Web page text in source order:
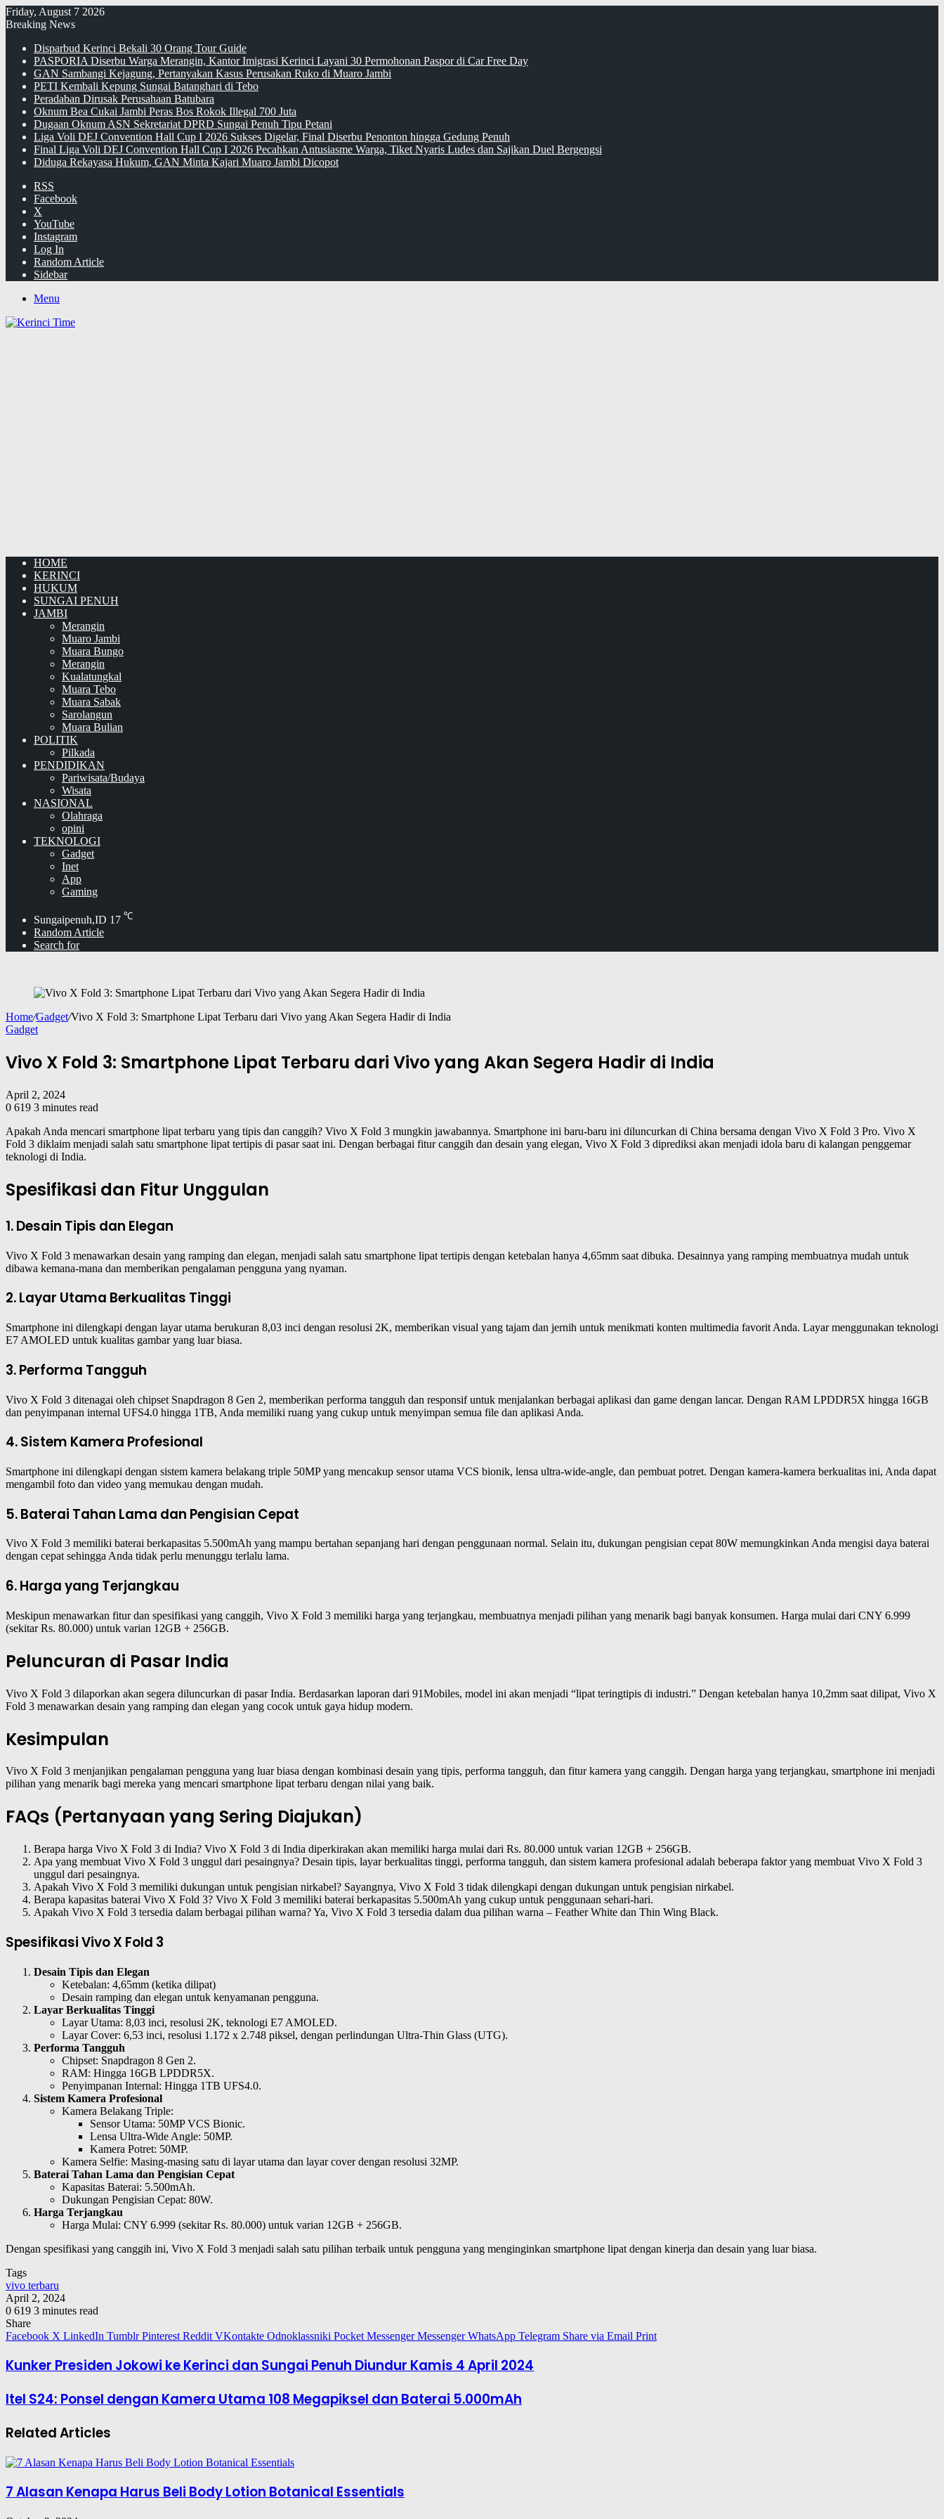
Friday, August 7 2026
Breaking News
Disparbud Kerinci Bekali 30 Orang Tour Guide
PASPORIA Diserbu Warga Merangin, Kantor Imigrasi Kerinci Layani 30 Permohonan Paspor di Car Free Day
GAN Sambangi Kejagung, Pertanyakan Kasus Perusakan Ruko di Muaro Jambi
PETI Kembali Kepung Sungai Batanghari di Tebo
Peradaban Dirusak Perusahaan Batubara
Oknum Bea Cukai Jambi Peras Bos Rokok Illegal 700 Juta
Dugaan Oknum ASN Sekretariat DPRD Sungai Penuh Tipu Petani
Liga Voli DEJ Convention Hall Cup I 2026 Sukses Digelar, Final Diserbu Penonton hingga Gedung Penuh
Final Liga Voli DEJ Convention Hall Cup I 2026 Pecahkan Antusiasme Warga, Tiket Nyaris Ludes dan Sajikan Duel Bergengsi
Diduga Rekayasa Hukum, GAN Minta Kajari Muaro Jambi Dicopot
RSS
Facebook
X
YouTube
Instagram
Log In
Random Article
Sidebar
Menu
HOME
KERINCI
HUKUM
SUNGAI PENUH
JAMBI
Merangin
Muaro Jambi
Muara Bungo
Merangin
Kualatungkal
Muara Tebo
Muara Sabak
Sarolangun
Muara Bulian
POLITIK
Pilkada
PENDIDIKAN
Pariwisata/Budaya
Wisata
NASIONAL
Olahraga
opini
TEKNOLOGI
Gadget
Inet
App
Gaming
Sungaipenuh,ID 17 ℃
Random Article
Search for
Home/Gadget/Vivo X Fold 3: Smartphone Lipat Terbaru dari Vivo yang Akan Segera Hadir di India
Gadget
Vivo X Fold 3: Smartphone Lipat Terbaru dari Vivo yang Akan Segera Hadir di India
April 2, 2024
0 619 3 minutes read
Apakah Anda mencari smartphone lipat terbaru yang tipis dan canggih? Vivo X Fold 3 mungkin jawabannya. Smartphone ini baru-baru ini diluncurkan di China bersama dengan Vivo X Fold 3 Pro. Vivo X
Fold 3 diklaim menjadi salah satu smartphone lipat tertipis di pasar saat ini. Dengan berbagai fitur canggih dan desain yang elegan, Vivo X Fold 3 diprediksi akan menjadi idola baru di kalangan penggemar
teknologi di India.
Spesifikasi dan Fitur Unggulan
1. Desain Tipis dan Elegan
Vivo X Fold 3 menawarkan desain yang ramping dan elegan, menjadi salah satu smartphone lipat tertipis dengan ketebalan hanya 4,65mm saat dibuka. Desainnya yang ramping membuatnya mudah untuk
dibawa kemana-mana dan memberikan pengalaman pengguna yang nyaman.
2. Layar Utama Berkualitas Tinggi
Smartphone ini dilengkapi dengan layar utama berukuran 8,03 inci dengan resolusi 2K, memberikan visual yang tajam dan jernih untuk menikmati konten multimedia favorit Anda. Layar menggunakan teknologi
E7 AMOLED untuk kualitas gambar yang luar biasa.
3. Performa Tangguh
Vivo X Fold 3 ditenagai oleh chipset Snapdragon 8 Gen 2, memberikan performa tangguh dan responsif untuk menjalankan berbagai aplikasi dan game dengan lancar. Dengan RAM LPDDR5X hingga 16GB
dan penyimpanan internal UFS4.0 hingga 1TB, Anda memiliki ruang yang cukup untuk menyimpan semua file dan aplikasi Anda.
4. Sistem Kamera Profesional
Smartphone ini dilengkapi dengan sistem kamera belakang triple 50MP yang mencakup sensor utama VCS bionik, lensa ultra-wide-angle, dan pembuat potret. Dengan kamera-kamera berkualitas ini, Anda dapat
mengambil foto dan video yang memukau dengan mudah.
5. Baterai Tahan Lama dan Pengisian Cepat
Vivo X Fold 3 memiliki baterai berkapasitas 5.500mAh yang mampu bertahan sepanjang hari dengan penggunaan normal. Selain itu, dukungan pengisian cepat 80W memungkinkan Anda mengisi daya baterai
dengan cepat sehingga Anda tidak perlu menunggu terlalu lama.
6. Harga yang Terjangkau
Meskipun menawarkan fitur dan spesifikasi yang canggih, Vivo X Fold 3 memiliki harga yang terjangkau, membuatnya menjadi pilihan yang menarik bagi banyak konsumen. Harga mulai dari CNY 6.999
(sekitar Rs. 80.000) untuk varian 12GB + 256GB.
Peluncuran di Pasar India
Vivo X Fold 3 dilaporkan akan segera diluncurkan di pasar India. Berdasarkan laporan dari 91Mobiles, model ini akan menjadi “lipat teringtipis di industri.” Dengan ketebalan hanya 10,2mm saat dilipat, Vivo X
Fold 3 menawarkan desain yang ramping dan elegan yang cocok untuk gaya hidup modern.
Kesimpulan
Vivo X Fold 3 menjanjikan pengalaman pengguna yang luar biasa dengan kombinasi desain yang tipis, performa tangguh, dan fitur kamera yang canggih. Dengan harga yang terjangkau, smartphone ini menjadi
pilihan yang menarik bagi mereka yang mencari smartphone lipat terbaru dengan nilai yang baik.
FAQs (Pertanyaan yang Sering Diajukan)
Berapa harga Vivo X Fold 3 di India? Vivo X Fold 3 di India diperkirakan akan memiliki harga mulai dari Rs. 80.000 untuk varian 12GB + 256GB.
Apa yang membuat Vivo X Fold 3 unggul dari pesaingnya? Desain tipis, layar berkualitas tinggi, performa tangguh, dan sistem kamera profesional adalah beberapa faktor yang membuat Vivo X Fold 3
unggul dari pesaingnya.
Apakah Vivo X Fold 3 memiliki dukungan untuk pengisian nirkabel? Sayangnya, Vivo X Fold 3 tidak dilengkapi dengan dukungan untuk pengisian nirkabel.
Berapa kapasitas baterai Vivo X Fold 3? Vivo X Fold 3 memiliki baterai berkapasitas 5.500mAh yang cukup untuk penggunaan sehari-hari.
Apakah Vivo X Fold 3 tersedia dalam berbagai pilihan warna? Ya, Vivo X Fold 3 tersedia dalam dua pilihan warna – Feather White dan Thin Wing Black.
Spesifikasi Vivo X Fold 3
Desain Tipis dan Elegan
Ketebalan: 4,65mm (ketika dilipat)
Desain ramping dan elegan untuk kenyamanan pengguna.
Layar Berkualitas Tinggi
Layar Utama: 8,03 inci, resolusi 2K, teknologi E7 AMOLED.
Layar Cover: 6,53 inci, resolusi 1.172 x 2.748 piksel, dengan perlindungan Ultra-Thin Glass (UTG).
Performa Tangguh
Chipset: Snapdragon 8 Gen 2.
RAM: Hingga 16GB LPDDR5X.
Penyimpanan Internal: Hingga 1TB UFS4.0.
Sistem Kamera Profesional
Kamera Belakang Triple:
Sensor Utama: 50MP VCS Bionic.
Lensa Ultra-Wide Angle: 50MP.
Kamera Potret: 50MP.
Kamera Selfie: Masing-masing satu di layar utama dan layar cover dengan resolusi 32MP.
Baterai Tahan Lama dan Pengisian Cepat
Kapasitas Baterai: 5.500mAh.
Dukungan Pengisian Cepat: 80W.
Harga Terjangkau
Harga Mulai: CNY 6.999 (sekitar Rs. 80.000) untuk varian 12GB + 256GB.
Dengan spesifikasi yang canggih ini, Vivo X Fold 3 menjadi salah satu pilihan terbaik untuk pengguna yang menginginkan smartphone lipat dengan kinerja dan desain yang luar biasa.
Tags
vivo terbaru
April 2, 2024
0 619 3 minutes read
Share
Facebook X LinkedIn Tumblr Pinterest Reddit VKontakte Odnoklassniki Pocket Messenger Messenger WhatsApp Telegram Share via Email Print
Kunker Presiden Jokowi ke Kerinci dan Sungai Penuh Diundur Kamis 4 April 2024
Itel S24: Ponsel dengan Kamera Utama 108 Megapiksel dan Baterai 5.000mAh
Related Articles
7 Alasan Kenapa Harus Beli Body Lotion Botanical Essentials